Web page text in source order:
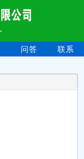
问答
联系